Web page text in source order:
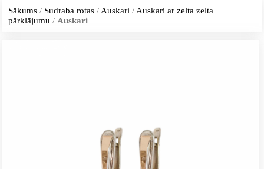
Sākums / Sudraba rotas / Auskari / Auskari ar zelta zelta
pārklājumu / Auskari